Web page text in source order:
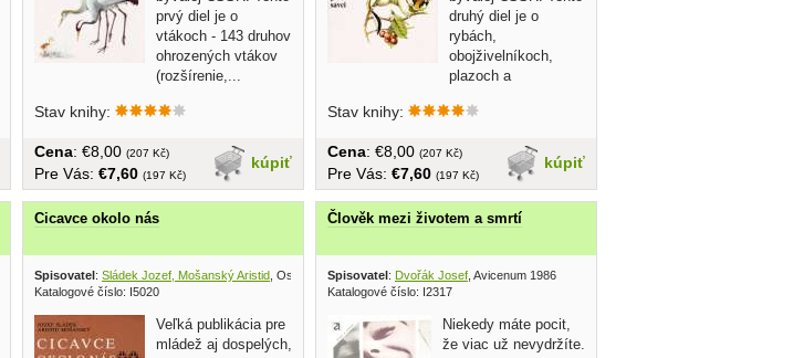
prvý diel je o
vtákoch - 143 druhov
ohrozených vtákov
(rozšírenie,...
Stav knihy:
kúpiť
Cena: €8,00 (207 Kč)
Pre Vás: €7,60 (197 Kč)
druhý diel je o
rybách,
obojživelníkoch,
plazoch a
Stav knihy:
kúpiť
Cena: €8,00 (207 Kč)
Pre Vás: €7,60 (197 Kč)
Cicavce okolo nás
Spisovatel: Sládek Jozef, Mošanský Aristid , Osveta 1985
Katalogové číslo: I5020
Veľká publikácia pre
mládež aj dospelých,
Člověk mezi životem a smrtí
Spisovatel: Dvořák Josef , Avicenum 1986
Katalogové číslo: I2317
Niekedy máte pocit,
že viac už nevydržíte.